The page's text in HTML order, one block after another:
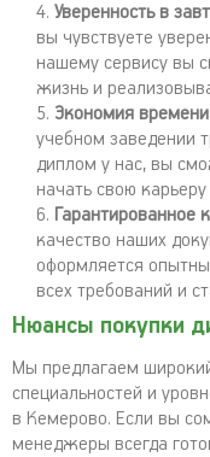
Уверенность в
вы чувствуете
нашему сервису вы
жизнь и
Экономия
учебном заведении
диплом у нас, вы
начать свою
Гарантированное
качество наших
оформляется
всех требований и
Нюансы покупки
Мы предлагаем
специальностей и
в Кемерово. Если вы
менеджеры всегда